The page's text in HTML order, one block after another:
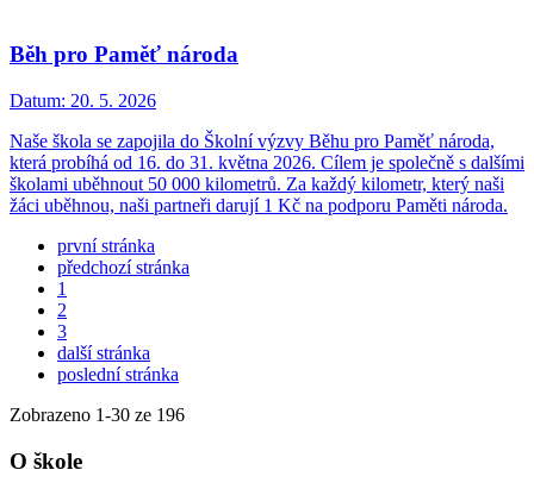
Běh pro Paměť národa
Datum: 20. 5. 2026
Naše škola se zapojila do Školní výzvy Běhu pro Paměť národa,
která probíhá od 16. do 31. května 2026. Cílem je společně s dalšími
školami uběhnout 50 000 kilometrů. Za každý kilometr, který naši
žáci uběhnou, naši partneři darují 1 Kč na podporu Paměti národa.
první stránka
předchozí stránka
1
2
3
další stránka
poslední stránka
Zobrazeno 1-30 ze 196
O škole